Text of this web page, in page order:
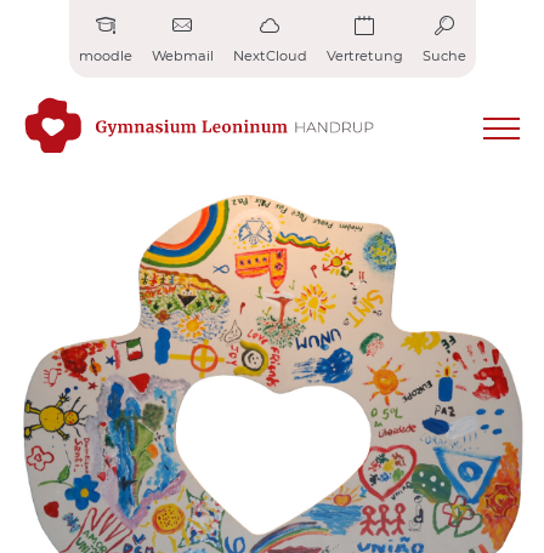
moodle Webmail NextCloud Vertretung Suche